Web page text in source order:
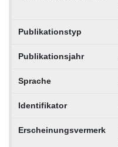
Publikationstyp
Publikationsjahr
Sprache
Identifikator
Erscheinungsvermerk